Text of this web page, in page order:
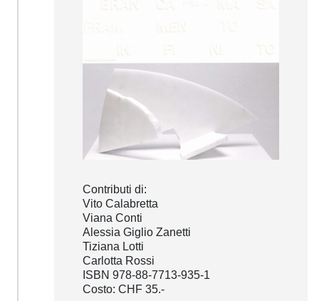
Contributi di:
Vito Calabretta
Viana Conti
Alessia Giglio Zanetti
Tiziana Lotti
Carlotta Rossi
ISBN 978-88-7713-935-1
Costo: CHF 35.-